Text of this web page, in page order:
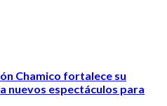
Chamico fortalece su
nuevos espectáculos para